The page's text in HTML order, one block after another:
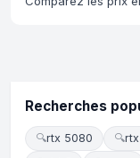
Recherches
🔍rtx 5080 🔍